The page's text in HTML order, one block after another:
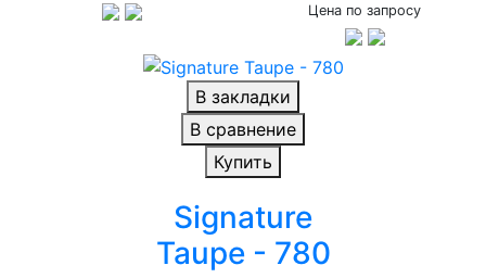
Цена по запросу
В закладки
В сравнение
Купить
Signature
Taupe - 780